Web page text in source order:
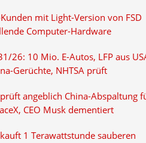
mit Light-Version von FSD
Computer-Hardware
26: 10 Mio. E-Autos, LFP aus
Gerüchte, NHTSA prüft
angeblich China-Abspaltung
CEO Musk dementiert
1 Terawattstunde sauberen